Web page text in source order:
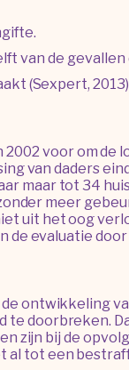
van de gevallen
(Sexpert,
voor om
van daders
maar tot 34
meer
uit het oog
de evaluatie
ontwikkeling
doorbreken.
zijn bij de
al tot een